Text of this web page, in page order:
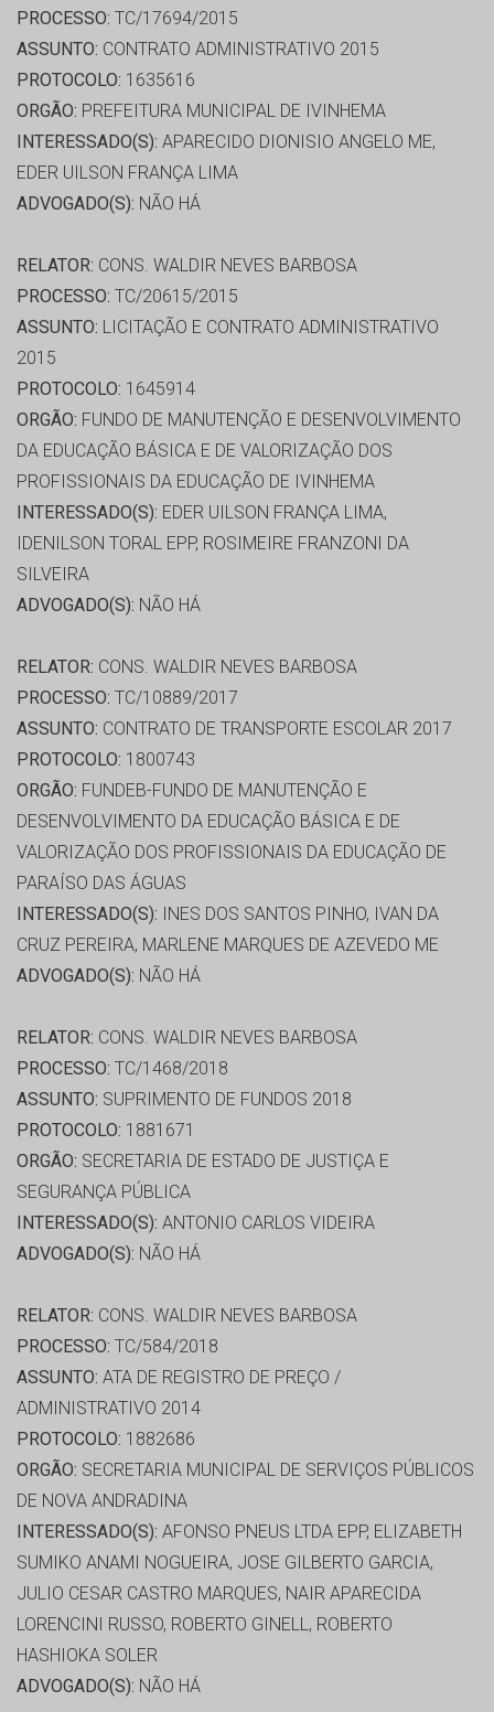
PROCESSO: TC/17694/2015
ASSUNTO: CONTRATO ADMINISTRATIVO 2015
PROTOCOLO: 1635616
ORGÃO: PREFEITURA MUNICIPAL DE IVINHEMA
INTERESSADO(S): APARECIDO DIONISIO ANGELO ME,
EDER UILSON FRANÇA LIMA
ADVOGADO(S): NÃO HÁ
RELATOR: CONS. WALDIR NEVES BARBOSA
PROCESSO: TC/20615/2015
ASSUNTO: LICITAÇÃO E CONTRATO ADMINISTRATIVO
2015
PROTOCOLO: 1645914
ORGÃO: FUNDO DE MANUTENÇÃO E DESENVOLVIMENTO
DA EDUCAÇÃO BÁSICA E DE VALORIZAÇÃO DOS
PROFISSIONAIS DA EDUCAÇÃO DE IVINHEMA
INTERESSADO(S): EDER UILSON FRANÇA LIMA,
IDENILSON TORAL EPP, ROSIMEIRE FRANZONI DA
SILVEIRA
ADVOGADO(S): NÃO HÁ
RELATOR: CONS. WALDIR NEVES BARBOSA
PROCESSO: TC/10889/2017
ASSUNTO: CONTRATO DE TRANSPORTE ESCOLAR 2017
PROTOCOLO: 1800743
ORGÃO: FUNDEB-FUNDO DE MANUTENÇÃO E
DESENVOLVIMENTO DA EDUCAÇÃO BÁSICA E DE
VALORIZAÇÃO DOS PROFISSIONAIS DA EDUCAÇÃO DE
PARAÍSO DAS ÁGUAS
INTERESSADO(S): INES DOS SANTOS PINHO, IVAN DA
CRUZ PEREIRA, MARLENE MARQUES DE AZEVEDO ME
ADVOGADO(S): NÃO HÁ
RELATOR: CONS. WALDIR NEVES BARBOSA
PROCESSO: TC/1468/2018
ASSUNTO: SUPRIMENTO DE FUNDOS 2018
PROTOCOLO: 1881671
ORGÃO: SECRETARIA DE ESTADO DE JUSTIÇA E
SEGURANÇA PÚBLICA
INTERESSADO(S): ANTONIO CARLOS VIDEIRA
ADVOGADO(S): NÃO HÁ
RELATOR: CONS. WALDIR NEVES BARBOSA
PROCESSO: TC/584/2018
ASSUNTO: ATA DE REGISTRO DE PREÇO /
ADMINISTRATIVO 2014
PROTOCOLO: 1882686
ORGÃO: SECRETARIA MUNICIPAL DE SERVIÇOS PÚBLICOS
DE NOVA ANDRADINA
INTERESSADO(S): AFONSO PNEUS LTDA EPP, ELIZABETH
SUMIKO ANAMI NOGUEIRA, JOSE GILBERTO GARCIA,
JULIO CESAR CASTRO MARQUES, NAIR APARECIDA
LORENCINI RUSSO, ROBERTO GINELL, ROBERTO
HASHIOKA SOLER
ADVOGADO(S): NÃO HÁ